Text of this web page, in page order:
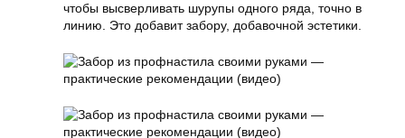
чтобы высверливать шурупы одного ряда, точно в
линию. Это добавит забору, добавочной эстетики.